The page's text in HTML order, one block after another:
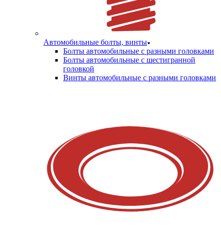
Автомобильные болты, винты
Болты автомобильные с разными головками
Болты автомобильные с шестигранной
головкой
Винты автомобильные с разными головками